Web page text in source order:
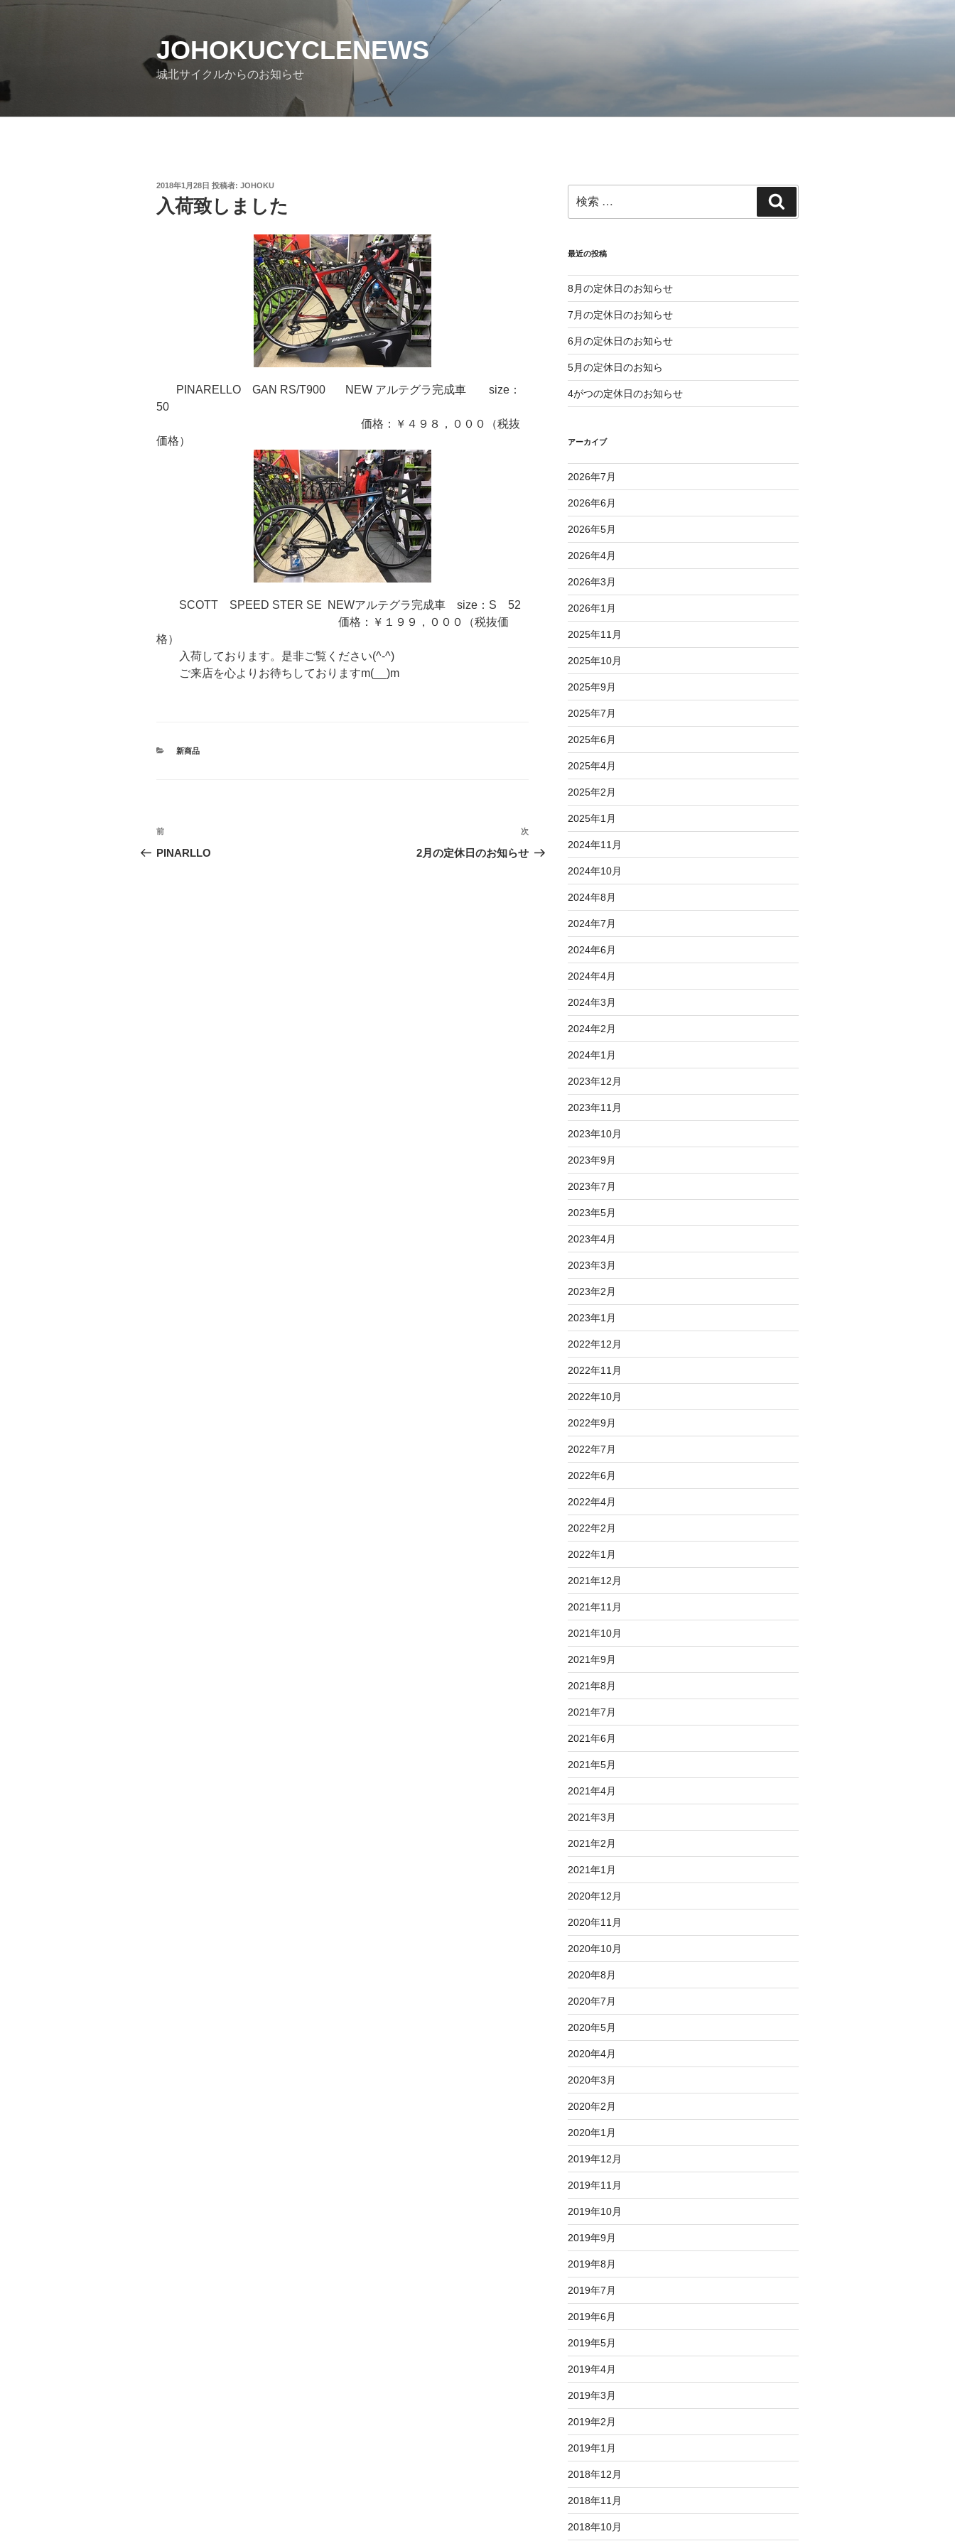
コ
JOHOKUCYCLENEWS
城北サイクルからのお知らせ
投
稿
日:
2018年1月28日 投稿者: JOHOKU
入荷致しました
PINARELLO GAN RS/T900 NEW アルテグラ完成車 size：
50
価格：￥４９８，０００（税抜
価格）
SCOTT SPEED STER SE NEWアルテグラ完成車 size：S 52
価格：￥１９９，０００（税抜価
格）
入荷しております。是非ご覧ください(^-^)
ご来店を心よりお待ちしておりますm(__)m
カ
新商品
投
稿
過
去
前
PINARLLO
の
次
2月の定休日のお知らせ
索:
索
最近の投稿
8月の定休日のお知らせ
7月の定休日のお知らせ
6月の定休日のお知らせ
5月の定休日のお知ら
4がつの定休日のお知らせ
アーカイブ
2026年7月
2026年6月
2026年5月
2026年4月
2026年3月
2026年1月
2025年11月
2025年10月
2025年9月
2025年7月
2025年6月
2025年4月
2025年2月
2025年1月
2024年11月
2024年10月
2024年8月
2024年7月
2024年6月
2024年4月
2024年3月
2024年2月
2024年1月
2023年12月
2023年11月
2023年10月
2023年9月
2023年7月
2023年5月
2023年4月
2023年3月
2023年2月
2023年1月
2022年12月
2022年11月
2022年10月
2022年9月
2022年7月
2022年6月
2022年4月
2022年2月
2022年1月
2021年12月
2021年11月
2021年10月
2021年9月
2021年8月
2021年7月
2021年6月
2021年5月
2021年4月
2021年3月
2021年2月
2021年1月
2020年12月
2020年11月
2020年10月
2020年8月
2020年7月
2020年5月
2020年4月
2020年3月
2020年2月
2020年1月
2019年12月
2019年11月
2019年10月
2019年9月
2019年8月
2019年7月
2019年6月
2019年5月
2019年4月
2019年3月
2019年2月
2019年1月
2018年12月
2018年11月
2018年10月